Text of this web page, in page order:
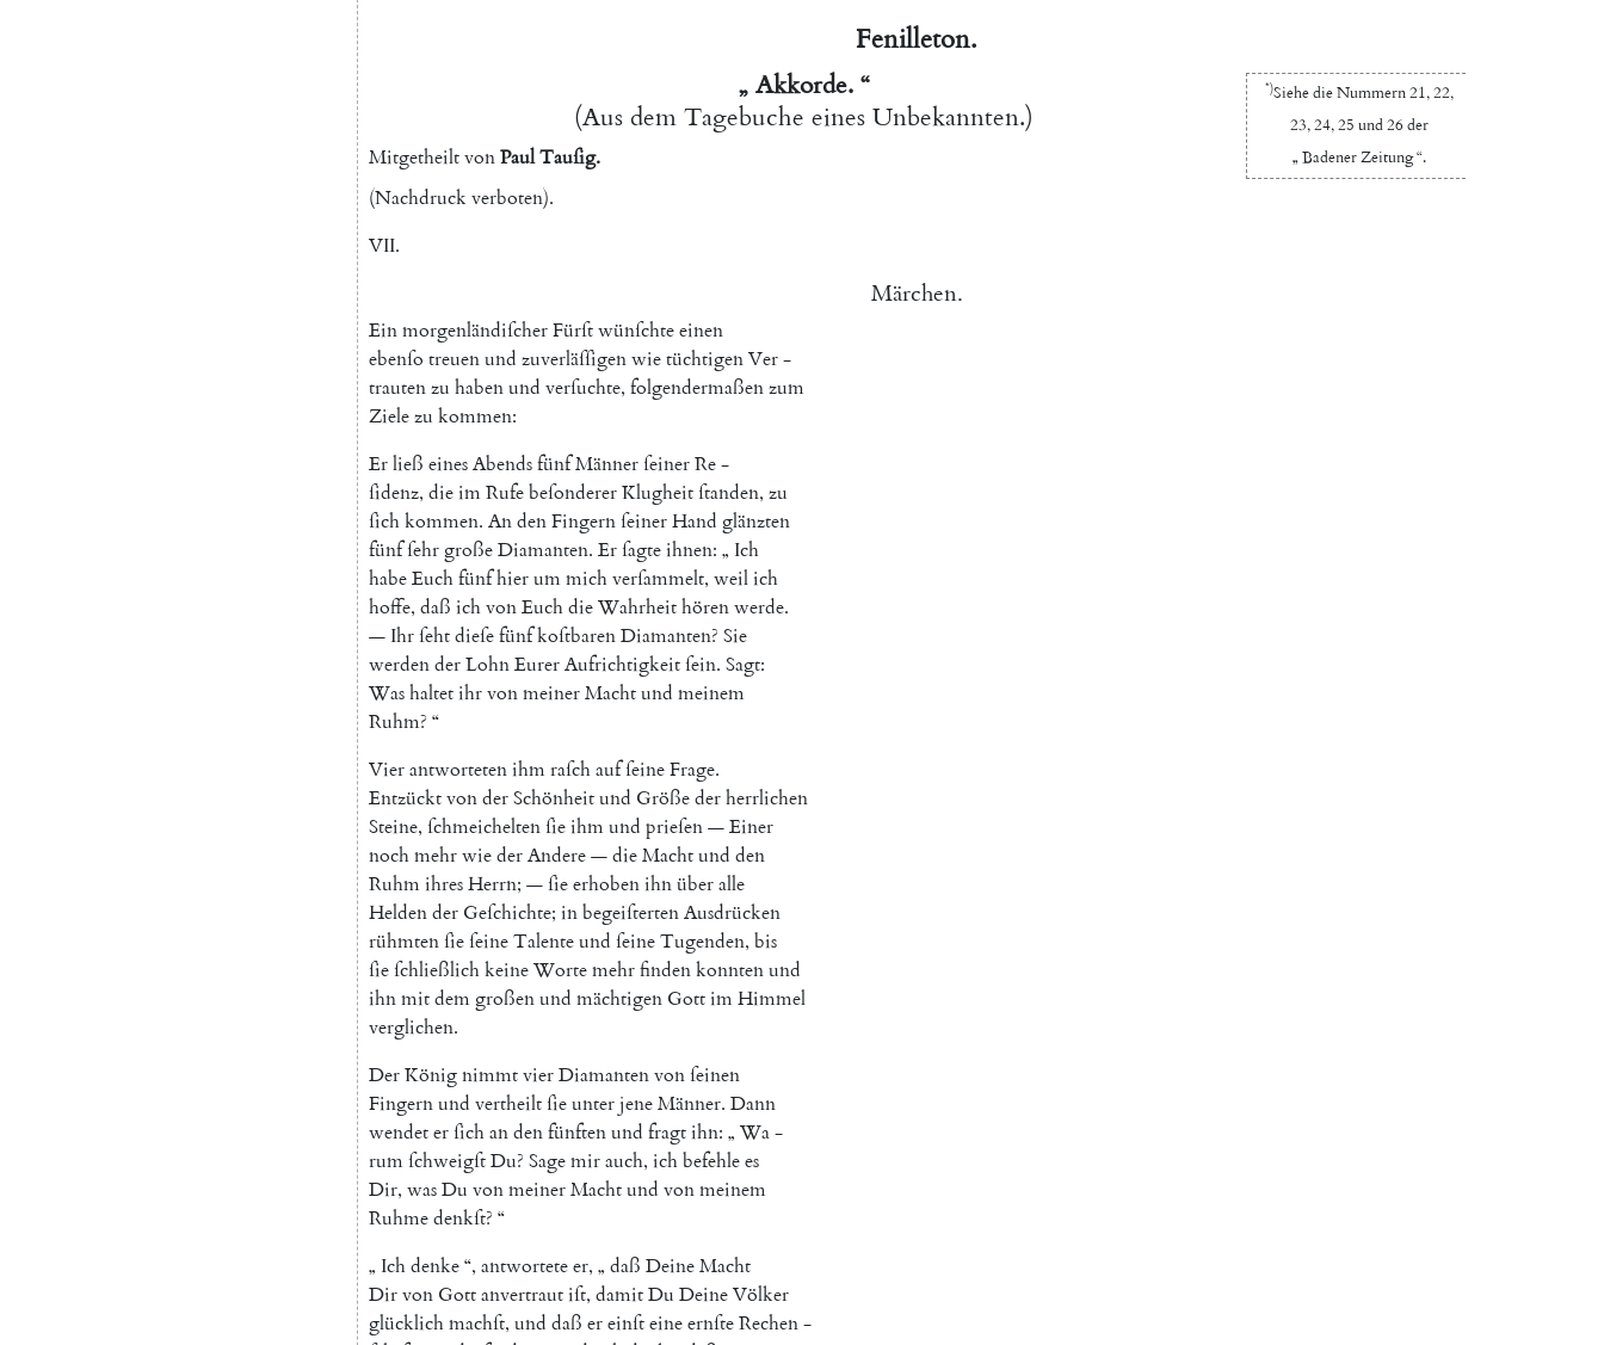
Fenilleton.
„ Akkorde. “ *)SiehedieNummern21,22,
23,24,25 und26 der
„BadenerZeitung“.
(Aus dem Tagebuche eines Unbekannten.)
MitgetheiltvonPaulTauſig.
(Nachdruckverboten).
VII.
Märchen.
EinmorgenländiſcherFürſtwünſchteeinen
ebenſo treuenund zuverläſſigenwietüchtigenVer-
trautenzu habenund verſuchte, folgendermaßenzum
Zielezu kommen:
Erließ einesAbendsfünfMännerſeinerRe-
ſidenz, dieimRufebeſondererKlugheitſtanden, zu
ſichkommen. AndenFingernſeinerHand glänzten
fünfſehrgroßeDiamanten. Erſagteihnen: „ Ich
habeEuchfünfhierummichverſammelt, weilich
hoffe, daß ichvonEuchdieWahrheithörenwerde.
— IhrſehtdieſefünfkoſtbarenDiamanten? Sie
werdenderLohnEurerAufrichtigkeitſein. Sagt:
WashaltetihrvonmeinerMachtund meinem
Ruhm? “
VierantwortetenihmraſchaufſeineFrage.
EntzücktvonderSchönheitund Größederherrlichen
Steine, ſchmeicheltenſieihmund prieſen—Einer
nochmehrwiederAndere—dieMachtund den
RuhmihresHerrn; —ſieerhobenihnüberalle
Heldender Geſchichte; inbegeiſtertenAusdrücken
rühmtenſieſeineTalenteund ſeineTugenden, bis
ſieſchließlichkeineWortemehrfindenkonntenund
ihnmitdemgroßenund mächtigen GottimHimmel
verglichen.
DerKönignimmtvierDiamantenvonſeinen
Fingernund vertheiltſieunterjeneMänner. Dann
wendeterſichandenfünftenund fragtihn: „ Wa-
rumſchweigſtDu? Sagemirauch, ichbefehlees
Dir, wasDu vonmeinerMachtund vonmeinem
Ruhmedenkſt? “
„ Ichdenke“, antworteteer, „ daß DeineMacht
Dirvon Gottanvertrautiſt, damitDu DeineVölker
glücklichmachſt, und daß ereinſteineernſteRechen-